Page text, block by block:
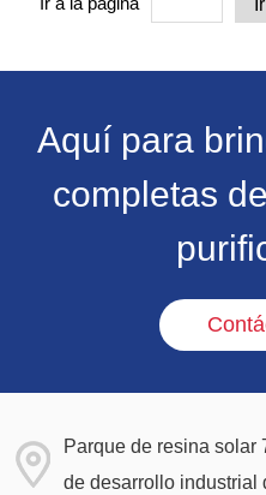
proceso, la alta eficiencia de
Aquí para
completas
Parque de resina solar
de desarrollo industrial